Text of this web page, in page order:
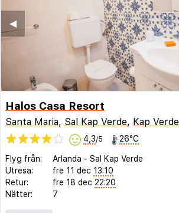
◀︎
Halos Casa Resort
Santa Maria, Sal Kap Verde, Kap Verde
4,3/5 26°C
Flyg från: Arlanda - Sal Kap Verde
Utresa:
fre 11 dec 13:10
Retur:
fre 18 dec 22:20
Nätter:
7